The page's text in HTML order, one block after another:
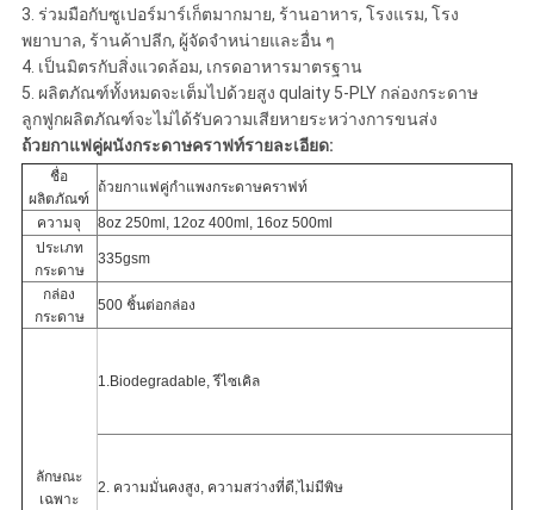
3. ร่วมมือกับซูเปอร์มาร์เก็ตมากมาย, ร้านอาหาร, โรงแรม, โรง
พยาบาล, ร้านค้าปลีก, ผู้จัดจำหน่ายและอื่น ๆ
4. เป็นมิตรกับสิ่งแวดล้อม, เกรดอาหารมาตรฐาน
5. ผลิตภัณฑ์ทั้งหมดจะเต็มไปด้วยสูง qulaity 5-PLY กล่องกระดาษ
ลูกฟูกผลิตภัณฑ์จะไม่ได้รับความเสียหายระหว่างการขนส่ง
ถ้วยกาแฟคู่ผนังกระดาษคราฟท์รายละเอียด:
ชื่อ
ผลิตภัณฑ์
ถ้วยกาแฟคู่กำแพงกระดาษคราฟท์
ความจุ
8oz 250ml, 12oz 400ml, 16oz 500ml
ประเภท
กระดาษ
335gsm
กล่อง
กระดาษ
500 ชิ้นต่อกล่อง
ลักษณะ
เฉพาะ
1.Biodegradable, รีไซเคิล
2. ความมั่นคงสูง, ความสว่างที่ดี,ไม่มีพิษ